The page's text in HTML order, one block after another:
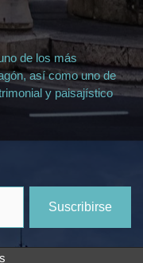
de los más
así como uno de
y paisajístico
Suscribirse